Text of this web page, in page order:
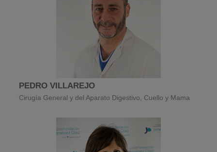
PEDRO VILLAREJO
Cirugía General y del Aparato Digestivo, Cuello y Mama